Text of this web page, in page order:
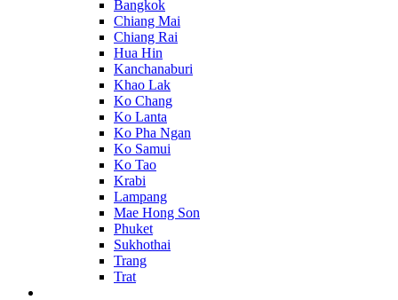
Bangkok
Chiang Mai
Chiang Rai
Hua Hin
Kanchanaburi
Khao Lak
Ko Chang
Ko Lanta
Ko Pha Ngan
Ko Samui
Ko Tao
Krabi
Lampang
Mae Hong Son
Phuket
Sukhothai
Trang
Trat